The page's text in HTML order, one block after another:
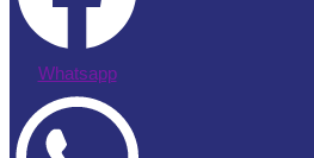
Whatsapp